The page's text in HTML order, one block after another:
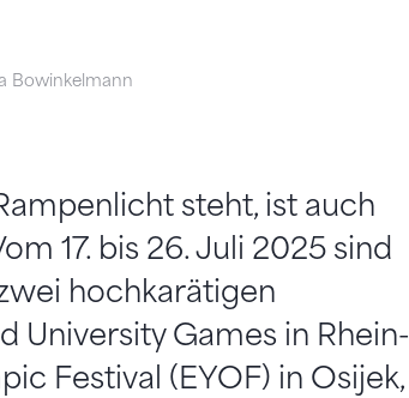
Bowinkelmann
steht, ist auch
17. bis 26. Juli 2025 sind
hochkarätigen
University Games in Rhein-
Festival (EYOF) in Osijek,